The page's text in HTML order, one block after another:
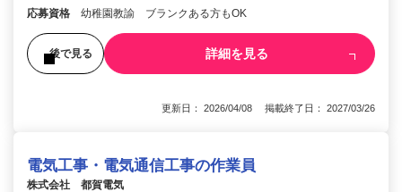
応募資格 幼稚園教諭 ブランクある方もOK
後で見る 詳細を見る
更新日： 2026/04/08 掲載終了日： 2027/03/26
電気工事・電気通信工事の作業員
株式会社 都賀電気